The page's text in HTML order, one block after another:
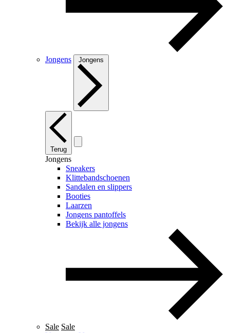
Jongens Jongens
Terug
Jongens
Sneakers
Klittebandschoenen
Sandalen en slippers
Booties
Laarzen
Jongens pantoffels
Bekijk alle jongens
Sale Sale